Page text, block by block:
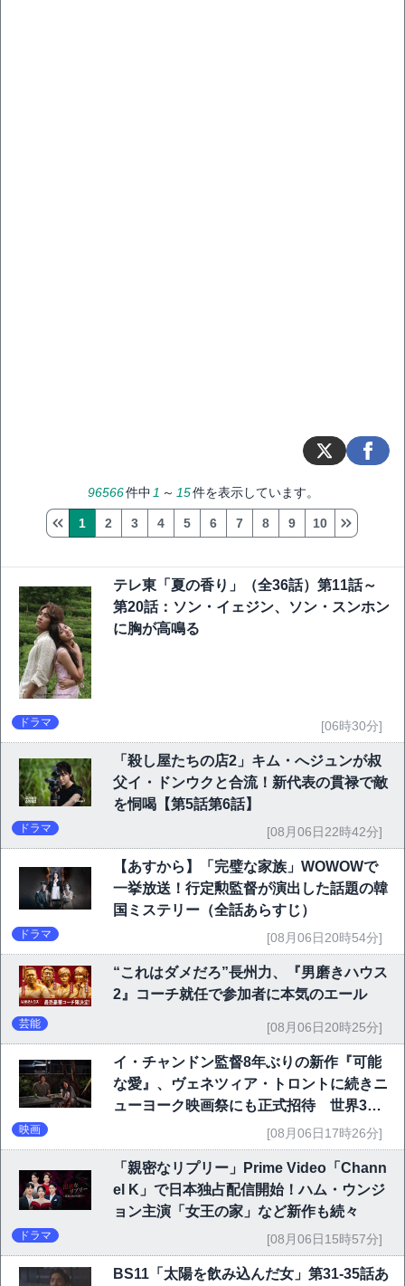
96566件中 1 ～ 15件を表示しています。
1 2 3 4 5 6 7 8 9 10
テレ東「夏の香り」（全36話）第11話～
第20話：ソン・イェジン、ソン・スンホン
に胸が高鳴る
ドラマ [06時30分]
「殺し屋たちの店2」キム・へジュンが叔
父イ・ドンウクと合流！新代表の貫禄で敵
を恫喝【第5話第6話】
ドラマ [08月06日22時42分]
【あすから】「完璧な家族」WOWOWで
一挙放送！行定勲監督が演出した話題の韓
国ミステリー（全話あらすじ）
ドラマ [08月06日20時54分]
“これはダメだろ”長州力、『男磨きハウス
2』コーチ就任で参加者に本気のエール
芸能 [08月06日20時25分]
イ・チャンドン監督8年ぶりの新作『可能
な愛』、ヴェネツィア・トロントに続きニ
ューヨーク映画祭にも正式招待 世界3大
映画祭で快挙｜Netflix映画
映画 [08月06日17時26分]
「親密なリプリー」Prime Video「Chann
el K」で日本独占配信開始！ハム・ウンジ
ョン主演「女王の家」など新作も続々
ドラマ [08月06日15時57分]
BS11「太陽を飲み込んだ女」第31-35話あ